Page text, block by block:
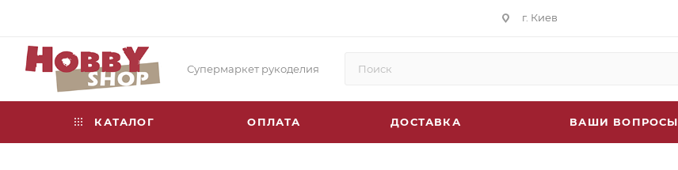
г. Киев
Супермаркет рукоделия
КАТАЛОГ ОПЛАТА ДОСТАВКА ВАШИ ВОПРОСЫ